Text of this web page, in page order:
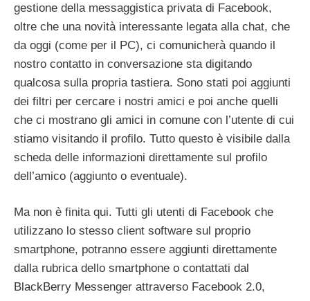
gestione della messaggistica privata di Facebook,
oltre che una novità interessante legata alla chat, che
da oggi (come per il PC), ci comunicherà quando il
nostro contatto in conversazione sta digitando
qualcosa sulla propria tastiera. Sono stati poi aggiunti
dei filtri per cercare i nostri amici e poi anche quelli
che ci mostrano gli amici in comune con l’utente di cui
stiamo visitando il profilo. Tutto questo è visibile dalla
scheda delle informazioni direttamente sul profilo
dell’amico (aggiunto o eventuale).
Ma non è finita qui. Tutti gli utenti di Facebook che
utilizzano lo stesso client software sul proprio
smartphone, potranno essere aggiunti direttamente
dalla rubrica dello smartphone o contattati dal
BlackBerry Messenger attraverso Facebook 2.0,